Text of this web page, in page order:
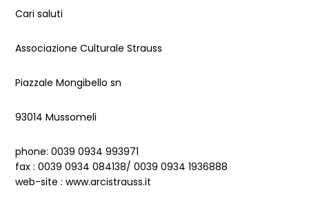
Cari saluti
Associazione Culturale Strauss
Piazzale Mongibello sn
93014 Mussomeli
phone: 0039 0934 993971
fax : 0039 0934 084138/ 0039 0934 1936888
web-site : www.arcistrauss.it